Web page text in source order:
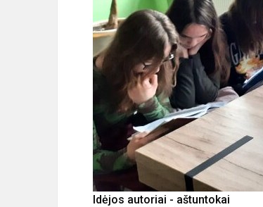
Idėjos autoriai - aštuntokai